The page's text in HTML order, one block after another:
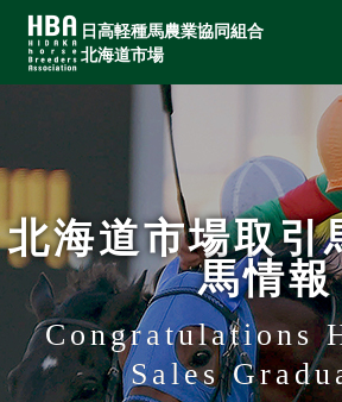
日高軽種馬農業協同組合
北海道市場
北海道市場取
馬情報
Congratulations
Sales